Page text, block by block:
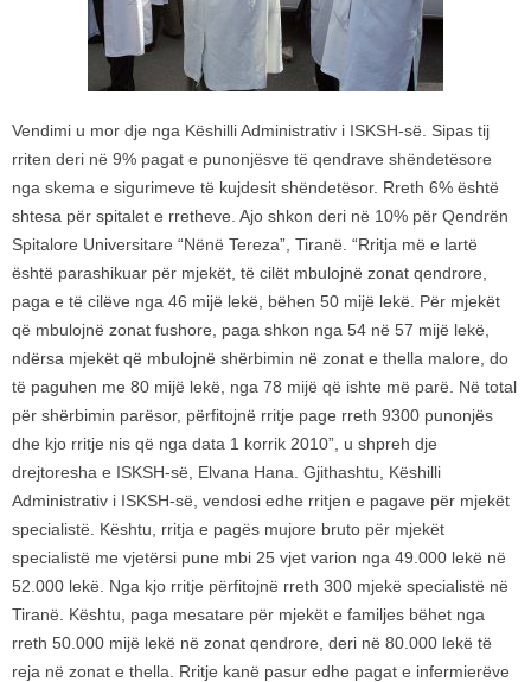
Vendimi u mor dje nga Këshilli Administrativ i ISKSH-së. Sipas tij
rriten deri në 9% pagat e punonjësve të qendrave shëndetësore
nga skema e sigurimeve të kujdesit shëndetësor. Rreth 6% është
shtesa për spitalet e rretheve. Ajo shkon deri në 10% për Qendrën
Spitalore Universitare “Nënë Tereza”, Tiranë. “Rritja më e lartë
është parashikuar për mjekët, të cilët mbulojnë zonat qendrore,
paga e të cilëve nga 46 mijë lekë, bëhen 50 mijë lekë. Për mjekët
që mbulojnë zonat fushore, paga shkon nga 54 në 57 mijë lekë,
ndërsa mjekët që mbulojnë shërbimin në zonat e thella malore, do
të paguhen me 80 mijë lekë, nga 78 mijë që ishte më parë. Në total
për shërbimin parësor, përfitojnë rritje page rreth 9300 punonjës
dhe kjo rritje nis që nga data 1 korrik 2010”, u shpreh dje
drejtoresha e ISKSH-së, Elvana Hana. Gjithashtu, Këshilli
Administrativ i ISKSH-së, vendosi edhe rritjen e pagave për mjekët
specialistë. Kështu, rritja e pagës mujore bruto për mjekët
specialistë me vjetërsi pune mbi 25 vjet varion nga 49.000 lekë në
52.000 lekë. Nga kjo rritje përfitojnë rreth 300 mjekë specialistë në
Tiranë. Kështu, paga mesatare për mjekët e familjes bëhet nga
rreth 50.000 mijë lekë në zonat qendrore, deri në 80.000 lekë të
reja në zonat e thella. Rritje kanë pasur edhe pagat e infermierëve